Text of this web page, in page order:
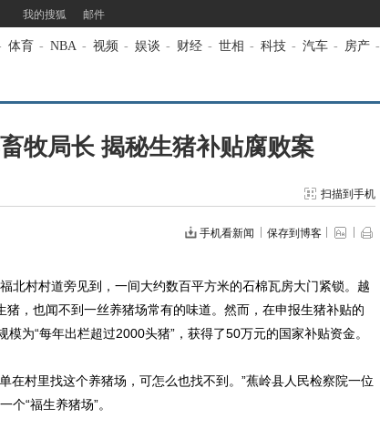
我的搜狐 邮件
体育 - NBA - 视频 - 娱谈 - 财经 - 世相 - 科技 - 汽车 - 房产 -
牧局长 揭秘生猪补贴腐败案
扫描到手机
手机看新闻 保存到博客
村村道旁见到，一间大约数百平方米的石棉瓦房大门紧锁。越
，也闻不到一丝养猪场常有的味道。然而，在申报生猪补贴的
模为“每年出栏超过2000头猪”，获得了50万元的国家补贴资金。
村里找这个养猪场，可怎么也找不到。”蕉岭县人民检察院一位
个“福生养猪场”。